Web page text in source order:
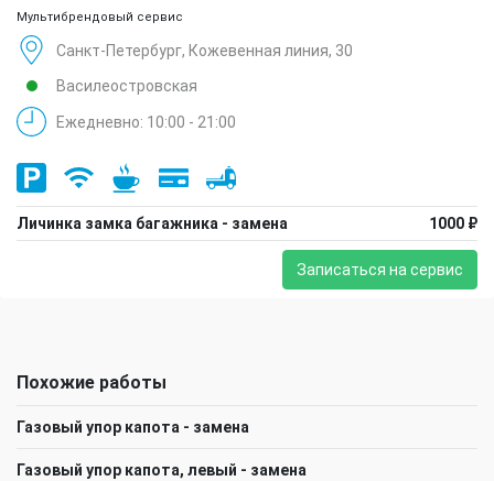
Мультибрендовый сервис
Санкт-Петербург, Кожевенная линия, 30
Василеостровская
Ежедневно: 10:00 - 21:00
Личинка замка багажника - замена 1000 ₽
Записаться на сервис
Похожие работы
Газовый упор капота - замена
Газовый упор капота, левый - замена